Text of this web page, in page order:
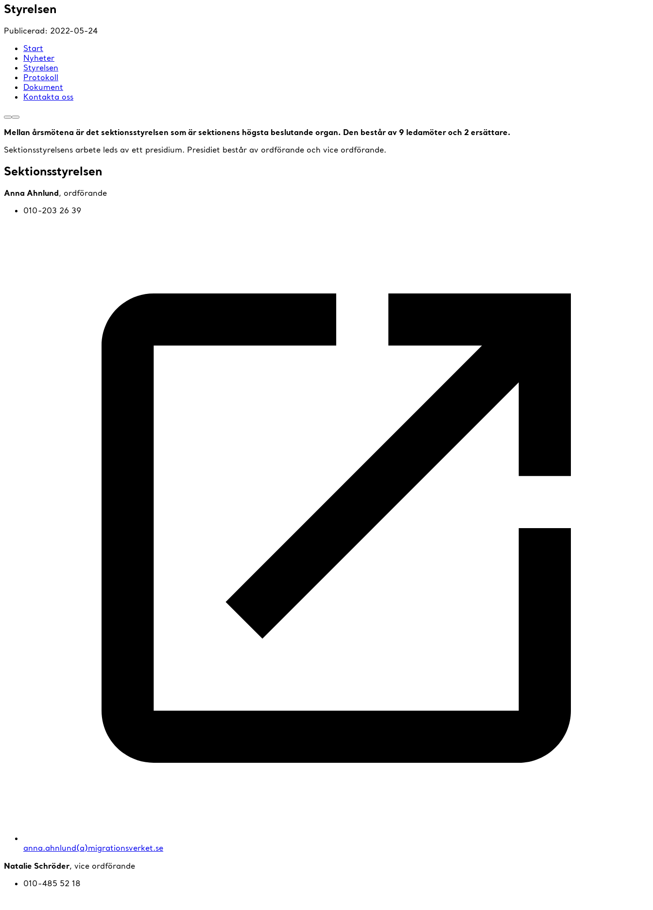
Styrelsen
Publicerad: 2022-05-24
Start
Nyheter
Styrelsen
Protokoll
Dokument
Kontakta oss
Mellan årsmötena är det sektionsstyrelsen som är sektionens högsta beslutande organ. Den består av 9 ledamöter och 2 ersättare.
Sektionsstyrelsens arbete leds av ett presidium. Presidiet består av ordförande och vice ordförande.
Sektionsstyrelsen
Anna Ahnlund, ordförande
010-203 26 39
anna.ahnlund(a)migrationsverket.se
Natalie Schröder, vice ordförande
010-485 52 18